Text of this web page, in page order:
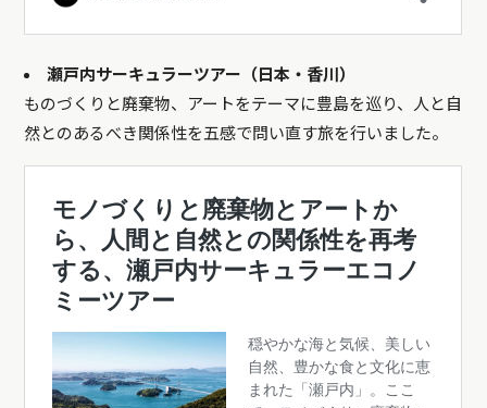
瀬戸内サーキュラーツアー（日本・香川）
ものづくりと廃棄物、アートをテーマに豊島を巡り、人と自
然とのあるべき関係性を五感で問い直す旅を行いました。